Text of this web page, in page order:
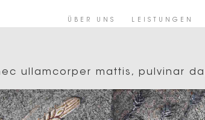
ÜBER UNS LEISTUNGEN
ullamcorper mattis, pulvinar